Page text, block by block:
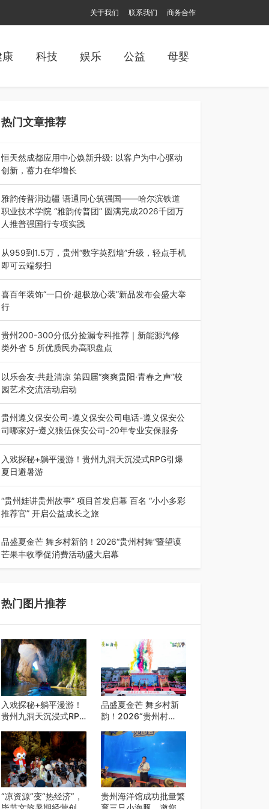
关于我们 联系我们 商务合作
科技 娱乐 公益 母婴
热门文章推荐
恒天然成都应用中心焕新升级: 以客户为中心驱动
创新，蓄力在华增长
融合全球研发实力与本土洞察，深化客户共创，赋
能西南市场创新发展 （7月27日，成…
雅韵传普润边疆 语通同心筑强国——哈尔滨铁道
职业技术学院 “雅韵传普团” 圆满完成2026千团万
人推普强国行专项实践
为扎实推进2026“千团万人推普强国行”大学生暑
期社会实践，牢牢紧扣 “雅韵传普…
从959到1.5万，贵州“数字英烈墙”升级，轻点手机
即可云端祭扫
八一建军节到来之际，由贵州省退役军人事务厅指
导，贵阳市退役军人事务局联合贵州广电…
喜百年装饰“一口价·超极放心装”新品发布会盛大举
行
2026年7月31日，喜百年装饰“一口价·超极放心
装”新品发布会在贵阳隆重举行。…
贵州200-300分低分捡漏专科推荐｜新能源汽修
类外省 5 所优质民办高职盘点
在贵州省高考志愿填报体系中，200至300分数段
考生可选择的省内工科、新能源汽车…
以乐会友·共赴清凉 第四届“爽爽贵阳·青春之声”校
园艺术交流活动启动
七月的贵阳，清风送爽，第四届“爽爽贵阳·青春之
声”校园管弦乐（合唱）艺术交流活动…
贵州遵义保安公司-遵义保安公司电话-遵义保安公
司哪家好-遵义狼伍保安公司-20年专业安保服务
在遵义，不管是企业园区运营、小区物业管理、建
筑工地施工、商业商场经营，还是举办各…
入戏探秘+躺平漫游！贵州九洞天沉浸式RPG引爆
夏日避暑游
入伏后的贵州，清凉依旧。而在毕节深处的九洞天
景区，贵州首个水上喀斯特沉浸式RPG…
“贵州娃讲贵州故事” 项目首发启幕 百名 “小小多彩
推荐官” 开启公益成长之旅
近日，由贵州教育出版社、阅美黔途阅见中国全国
阅读行动网络贵州站，遵义融媒体传媒集…
品盛夏金芒 舞乡村新韵！2026“贵州村舞”暨望谟
芒果丰收季促消费活动盛大启幕
热门图片推荐
入戏探秘+躺平漫游！
贵州九洞天沉浸式RPG
品盛夏金芒 舞乡村新
韵！2026“贵州村
促消费活动盛大启幕
“凉资源”变“热经济”，
贵州海洋馆成功批量繁